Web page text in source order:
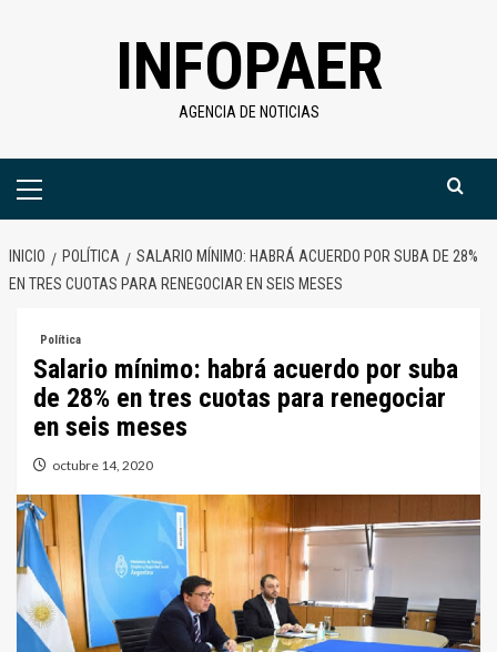
INFOPAER
AGENCIA DE NOTICIAS
Menú
INICIO POLÍTICA
SALARIO MÍNIMO: HABRÁ ACUERDO POR SUBA DE 28%
EN TRES CUOTAS PARA RENEGOCIAR EN SEIS MESES
Política
Salario mínimo: habrá acuerdo por suba
de 28% en tres cuotas para renegociar
en seis meses
octubre 14, 2020